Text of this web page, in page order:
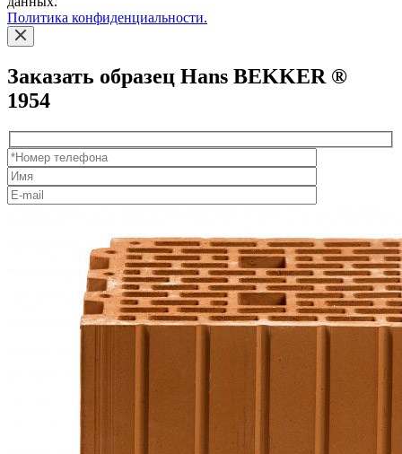
Политика конфиденциальности.
Заказать образец Hans BEKKER ®
1954